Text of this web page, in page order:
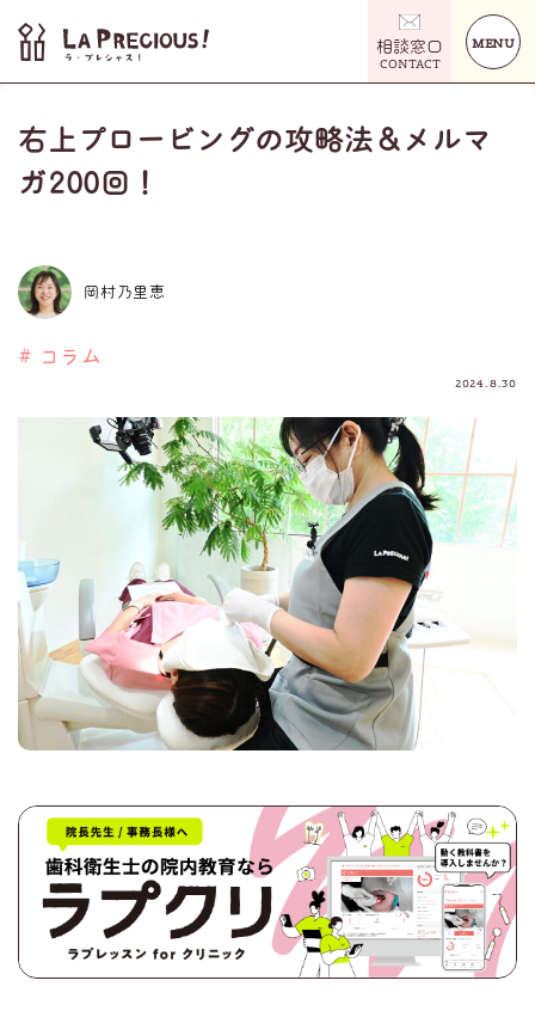
相談窓口
CONTACT
MENU
右上プロービングの攻略法＆メルマ
ガ200回！
岡村乃里恵
# コラム
2024.8.30